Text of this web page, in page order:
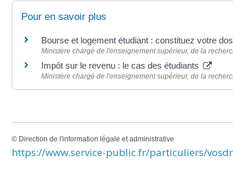
Pour en savoir plus
Bourse et logement étudiant : constituez votre
Ministère chargé de l'enseignement supérieur, de la
Impôt sur le revenu : le cas des étudiants
Ministère chargé de l'enseignement supérieur, de la
© Direction de l'information légale et administrative
https://www.service-public.fr/particuliers/